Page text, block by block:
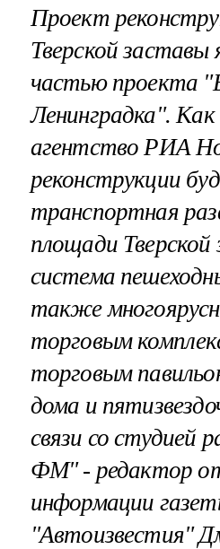
Проект
Тверской заставы
частью проекта
Ленинградка".
агентство РИА
реконструкции
транспортная
площади Тверской
система
также
торговым
торговым
дома и
связи со студией
ФМ" - редактор
информации
"Автоизвестия"